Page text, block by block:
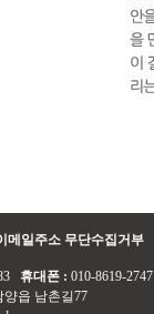
메일주소 무단수집거부
휴대폰 : 010-8619-2747
양읍 남촌길77